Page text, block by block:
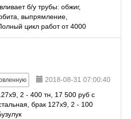
б/у трубы: обжиг,
выпрямление,
цикл работ от 4000
труб.
2018-08-31 07:00:40
2 - 400 тн, 17 500 руб с
брак 127х9, 2 - 100